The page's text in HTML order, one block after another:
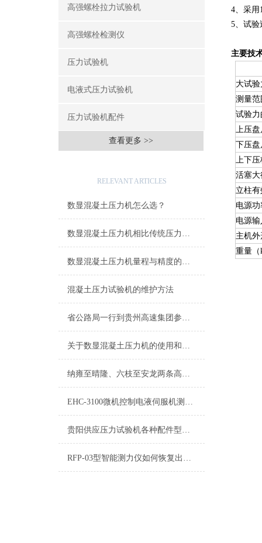
高强螺栓拉力试验机
高强螺栓检测仪
压力试验机
电液式压力试验机
压力试验机配件
查看更多 >>
RELEVANT ARTICLES
数显混凝土压力机怎么选？
数显混凝土压力机相比传统压力机有哪些优势？
数显混凝土压力机量程与精度的严格要求
混凝土压力试验机的维护方法
省公路局一行到贵州高速集团参观交流信息化工作
关于数显混凝土压力机的使用和维护都在这篇文章里
纳雍至晴隆、六枝至安龙两条高速公路年内开工
EHC-3100微机控制电液伺服机测控系统厂家供应
贵阳供应压力试验机各种配件型号齐全质优价廉
RFP-03型智能测力仪如何恢复出厂设置
4、采用
5、试验
主要技
大试
测量
试验
上压盘
下压盘
上下
活塞
立柱
电源
电源
主机
重量（